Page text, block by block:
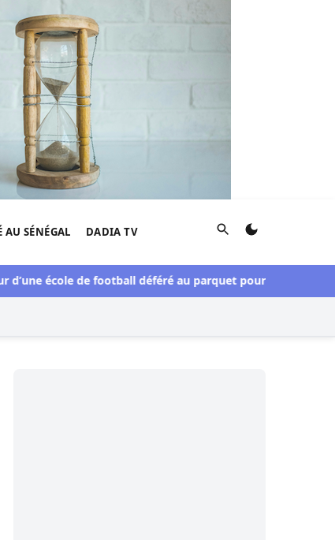
AU SÉNÉGAL DADIA TV Rechercher
école de football déféré au parquet pour viols répétés sur